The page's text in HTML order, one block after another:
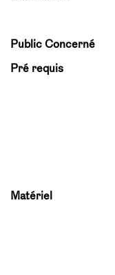
Public Concerné
Pré requis
Matériel